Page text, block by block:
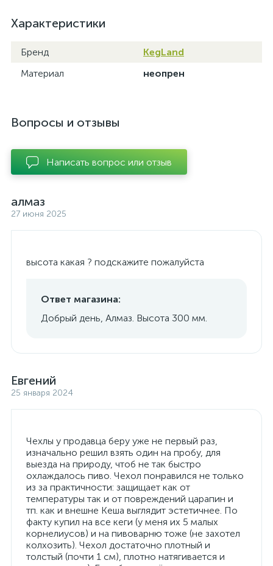
Характеристики
Бренд
KegLand
Материал
неопрен
Вопросы и отзывы
Написать вопрос или отзыв
алмаз
27 июня 2025
высота какая ? подскажите пожалуйста
Ответ магазина:
Добрый день, Алмаз. Высота 300 мм.
Евгений
25 января 2024
Чехлы у продавца беру уже не первый раз,
изначально решил взять один на пробу, для
выезда на природу, чтоб не так быстро
охлаждалось пиво. Чехол понравился не только
из за практичности: защищает как от
температуры так и от повреждений царапин и
тп. как и внешне Кеша выглядит эстетичнее. По
факту купил на все кеги (у меня их 5 малых
корнелиусов) и на пивоварню тоже (не захотел
колхозить). Чехол достаточно плотный и
толстый (почти 1 см), плотно натягивается и